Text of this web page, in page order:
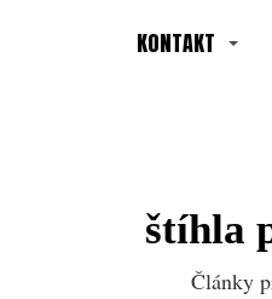
KONTAKT
štíhla
Články